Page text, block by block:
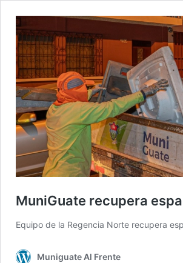
MuniGuate recupera
Equipo de la Regencia Norte recupera
Muniguate Al Frente